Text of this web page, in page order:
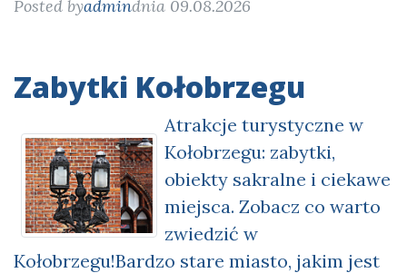
Posted byadmindnia 09.08.2026
Zabytki Kołobrzegu
Atrakcje turystyczne w
Kołobrzegu: zabytki,
obiekty sakralne i ciekawe
miejsca. Zobacz co warto
zwiedzić w
Kołobrzegu!Bardzo stare miasto, jakim jest